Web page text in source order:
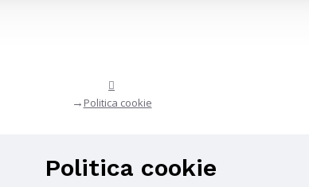
Politica cookie
Politica cookie